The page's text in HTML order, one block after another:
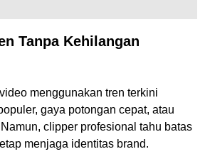
Tanpa Kehilangan
menggunakan tren terkini
gaya potongan cepat, atau
clipper profesional tahu batas
menjaga identitas brand.